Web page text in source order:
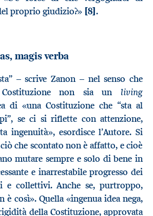
proprio giudizio?» [8].
magis verba
– scrive Zanon – nel senso che
non sia un living
di «una Costituzione che “sta al
se ci si riflette con attenzione,
ingenuità», esordisce l’Autore. Si
che scontato non è affatto, e cioè
mutare sempre e solo di bene in
e inarrestabile progresso dei
collettivi. Anche se, purtroppo,
è così». Quella «ingenua idea nega,
della Costituzione, approvata